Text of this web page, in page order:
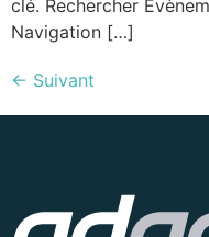
clé. Rechercher
Navigation […]
← Suivant